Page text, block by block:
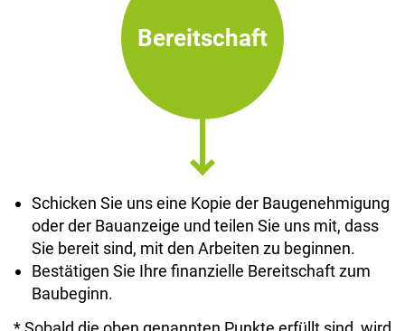
Bereitschaft
Schicken Sie uns eine Kopie der Baugenehmigung
oder der Bauanzeige und teilen Sie uns mit, dass
Sie bereit sind, mit den Arbeiten zu beginnen.
Bestätigen Sie Ihre finanzielle Bereitschaft zum
Baubeginn.